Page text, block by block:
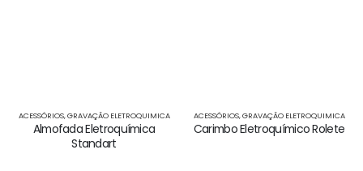
ACESSÓRIOS,GRAVAÇÃO ELETROQUIMICA
Almofada Eletroquímica
Standart
ACESSÓRIOS,GRAVAÇÃO ELETROQUIMICA
Carimbo Eletroquímico Rolete